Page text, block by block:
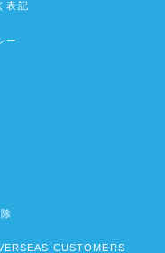
表記
ー
CUSTOMERS